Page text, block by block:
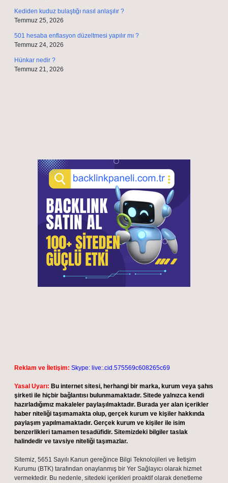
Kediden kuduz bulaştığı nasıl anlaşılır ?
Temmuz 25, 2026
501 hesaba enflasyon düzeltmesi yapılır mı ?
Temmuz 24, 2026
Hünkar nedir ?
Temmuz 21, 2026
Reklam ve İletişim: Skype: live:.cid.575569c608265c69
Yasal Uyarı: Bu internet sitesi, herhangi bir marka, kurum veya şahıs
şirketi ile hiçbir bağlantısı bulunmamaktadır. Sitede yalnızca kendi
hazırladığımız makaleler paylaşılmaktadır. Burada yer alan içerikler
haber niteliği taşımamakta olup, gerçek kurum ve kişiler hakkında
paylaşım yapılmamaktadır. Gerçek kurum ve kişiler ile isim
benzerlikleri tamamen tesadüfidir. Sitemizdeki bilgiler taslak
halindedir ve tavsiye niteliği taşımazlar.
Sitemiz, 5651 Sayılı Kanun gereğince Bilgi Teknolojileri ve İletişim
Kurumu (BTK) tarafından onaylanmış bir Yer Sağlayıcı olarak hizmet
vermektedir. Bu nedenle, sitedeki içerikleri proaktif olarak denetleme